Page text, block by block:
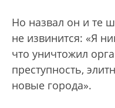
Но назвал он и те
не извинится: «Я
что уничтожил
преступность,
новые города».